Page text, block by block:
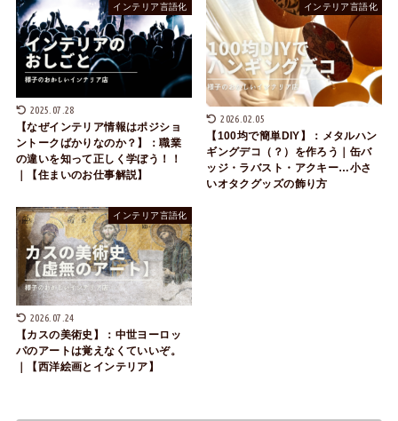
インテリア言語化
2025.07.28
【なぜインテリア情報はポジショ
ントークばかりなのか？】：職業
の違いを知って正しく学ぼう！！
｜【住まいのお仕事解説】
インテリア言語化
2026.02.05
【100均で簡単DIY】：メタルハン
ギングデコ（？）を作ろう｜缶バ
ッジ・ラバスト・アクキー…小さ
いオタクグッズの飾り方
インテリア言語化
2026.07.24
【カスの美術史】：中世ヨーロッ
パのアートは覚えなくていいぞ。
｜【西洋絵画とインテリア】